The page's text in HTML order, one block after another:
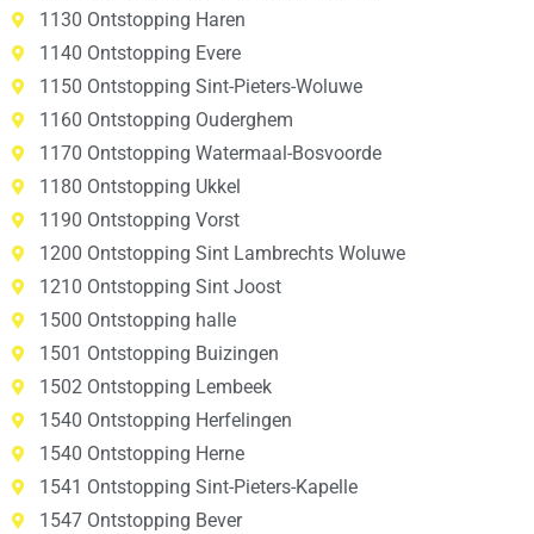
1130 Ontstopping Haren
1140 Ontstopping Evere
1150 Ontstopping Sint-Pieters-Woluwe
1160 Ontstopping Ouderghem
1170 Ontstopping Watermaal-Bosvoorde
1180 Ontstopping Ukkel
1190 Ontstopping Vorst
1200 Ontstopping Sint Lambrechts Woluwe
1210 Ontstopping Sint Joost
1500 Ontstopping halle
1501 Ontstopping Buizingen
1502 Ontstopping Lembeek
1540 Ontstopping Herfelingen
1540 Ontstopping Herne
1541 Ontstopping Sint-Pieters-Kapelle
1547 Ontstopping Bever